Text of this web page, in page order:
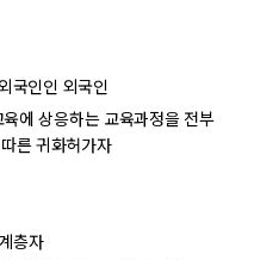
국인인 외국인
에 상응하는 교육과정을 전부
른 귀화허가자
층자